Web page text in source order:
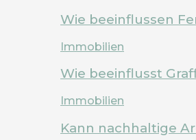
Wie beeinflussen
Immobilien
Wie beeinflusst
Immobilien
Kann nachhaltige